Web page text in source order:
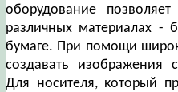
оборудование
различных материалах -
бумаге. При помощи
создавать изображения
Для носителя, который